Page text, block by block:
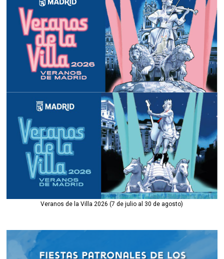
Veranos de la Villa 2026 (7 de julio al 30 de agosto)